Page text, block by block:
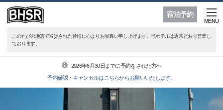
宿泊予約
MENU
このたびの地震で被災された皆様に心よりお見舞い申し上げます。当ホテルは通常どおり営業し
ております。
2026年6月30日までに予約をされた方へ
予約確認・キャンセルはこちらからお願いいたします。